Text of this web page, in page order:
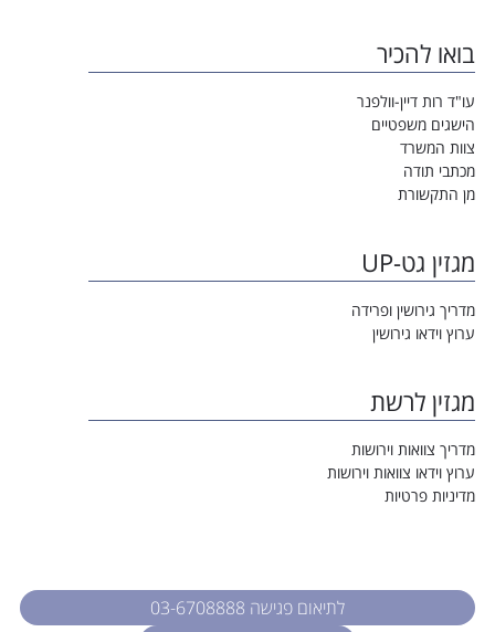
בואו להכיר
עו"ד רות דיין-וולפנר
הישגים משפטיים
צוות המשרד
מכתבי תודה
מן התקשורת
מגזין גט-UP
מדריך גירושין ופרידה
ערוץ וידאו גירושין
מגזין לרשת
מדריך צוואות וירושות
ערוץ וידאו צוואות וירושות
מדיניות פרטיות
לתיאום פגישה 03-6708888